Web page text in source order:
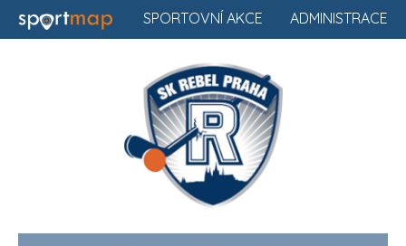
ADMINISTRACE
SPORTOVNÍ AKCE